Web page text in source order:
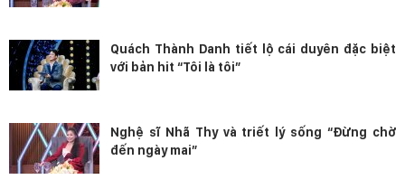
Quách Thành Danh tiết lộ cái duyên đặc biệt
với bản hit “Tôi là tôi”
Nghệ sĩ Nhã Thy và triết lý sống “Đừng chờ
đến ngày mai”